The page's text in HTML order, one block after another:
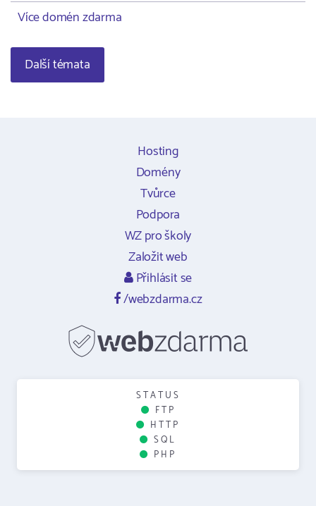
Více domén zdarma
Další témata
Hosting
Domény
Tvůrce
Podpora
WZ pro školy
Založit web
Přihlásit se
/webzdarma.cz
STATUS
FTP
HTTP
SQL
PHP